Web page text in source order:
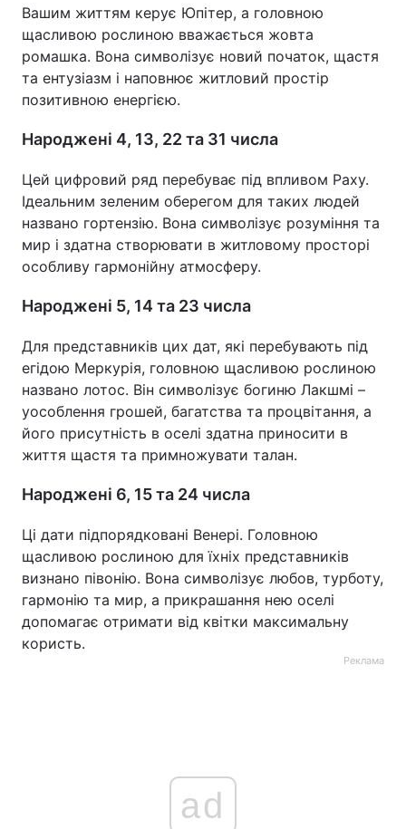
Вашим життям керує Юпітер, а головною
щасливою рослиною вважається жовта
ромашка. Вона символізує новий початок, щастя
та ентузіазм і наповнює житловий простір
позитивною енергією.
Народжені 4, 13, 22 та 31 числа
Цей цифровий ряд перебуває під впливом Раху.
Ідеальним зеленим оберегом для таких людей
названо гортензію. Вона символізує розуміння та
мир і здатна створювати в житловому просторі
особливу гармонійну атмосферу.
Народжені 5, 14 та 23 числа
Для представників цих дат, які перебувають під
егідою Меркурія, головною щасливою рослиною
названо лотос. Він символізує богиню Лакшмі –
уособлення грошей, багатства та процвітання, а
його присутність в оселі здатна приносити в
життя щастя та примножувати талан.
Народжені 6, 15 та 24 числа
Ці дати підпорядковані Венері. Головною
щасливою рослиною для їхніх представників
визнано півонію. Вона символізує любов, турботу,
гармонію та мир, а прикрашання нею оселі
допомагає отримати від квітки максимальну
користь.
Реклама
ad